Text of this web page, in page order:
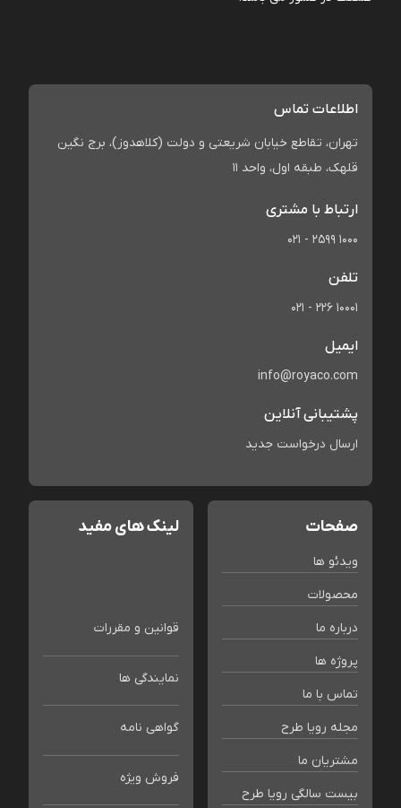
اطلاعات تماس
تهران، تقاطع خیابان شریعتی و دولت (کلاهدوز)، برج نگین
قلهک، طبقه اول، واحد 11
ارتباط با مشتری
021 - 2599 1000
تلفن
021 - 226 10001
ایمیل
info@royaco.com
پشتیبانی آنلاین
ارسال درخواست جدید
صفحات
ویدئو ها
محصولات
درباره ما
پروژه ها
تماس با ما
مجله رویا طرح
مشتریان ما
بیست سالگی رویا طرح
لینک های مفید
قوانین و مقررات
نمایندگی ها
گواهی نامه
فروش ویژه